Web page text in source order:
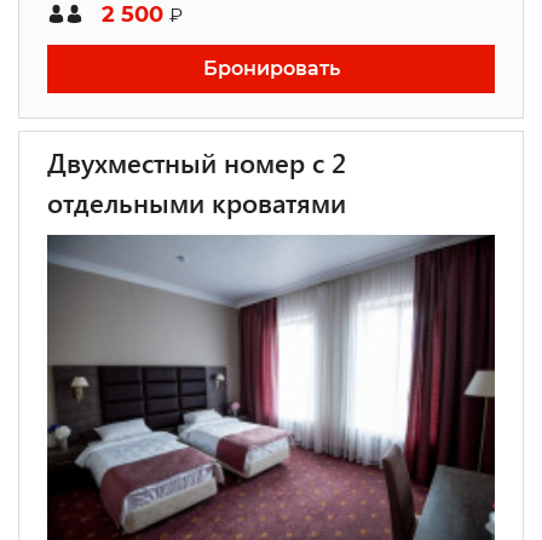
2 500 ₽
Бронировать
Двухместный номер с 2
отдельными кроватями